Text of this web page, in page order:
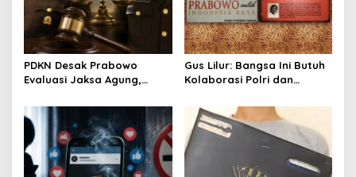
PDKN Desak Prabowo
Evaluasi Jaksa Agung,
Agung sebagai Pengganti
Gus Lilur: Bangsa Ini Butuh
Kolaborasi Polri dan
Kekuatan